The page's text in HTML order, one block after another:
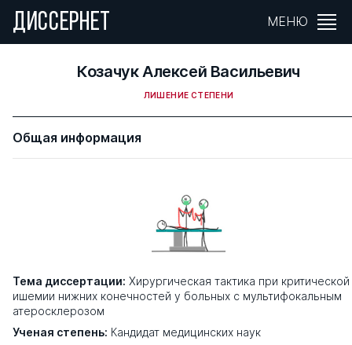
ДИССЕРНЕТ МЕНЮ
Козачук Алексей Васильевич
ЛИШЕНИЕ СТЕПЕНИ
Общая информация
Тема диссертации: Хирургическая тактика при критической
ишемии нижних конечностей у больных с мультифокальным
атеросклерозом
Ученая степень: Кандидат медицинских наук